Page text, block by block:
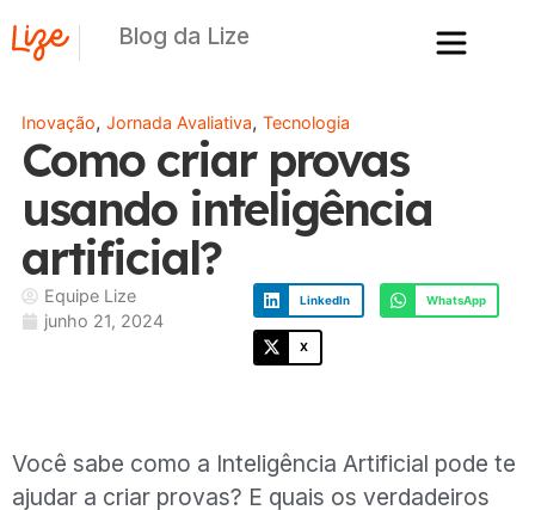
Blog da Lize
Inovação, Jornada Avaliativa, Tecnologia
Como criar provas
usando inteligência
artificial?
Equipe Lize
junho 21, 2024
LinkedIn WhatsApp
X
Você sabe como a Inteligência Artificial pode te
ajudar a criar provas? E quais os verdadeiros